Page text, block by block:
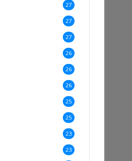
27
27
27
26
26
26
25
25
23
23